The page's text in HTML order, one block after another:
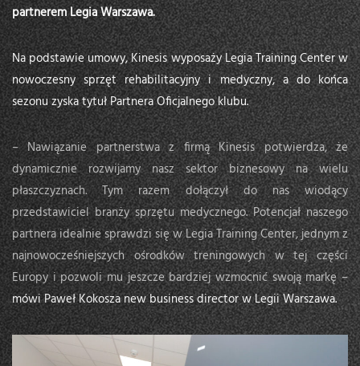
partnerem Legia Warszawa.
Na podstawie umowy, Kinesis wyposaży Legia Training Center w
nowoczesny sprzęt rehabilitacyjny i medyczny, a do końca
sezonu zyska tytuł Partnera Oficjalnego klubu.
– Nawiązanie partnerstwa z firmą Kinesis potwierdza, że
dynamicznie rozwijamy nasz sektor biznesowy na wielu
płaszczyznach. Tym razem dołączył do nas wiodący
przedstawiciel branży sprzętu medycznego. Potencjał naszego
partnera idealnie sprawdzi się w Legia Training Center, jednym z
najnowocześniejszych ośrodków treningowych w tej części
Europy i pozwoli mu jeszcze bardziej wzmocnić swoją markę –
mówi Paweł Kokosza new business director w Legii Warszawa.